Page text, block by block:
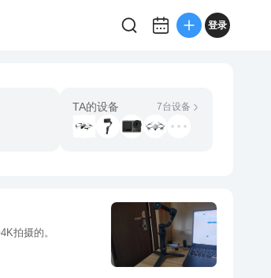
登录
TA的设备 7台设备
拍摄的。